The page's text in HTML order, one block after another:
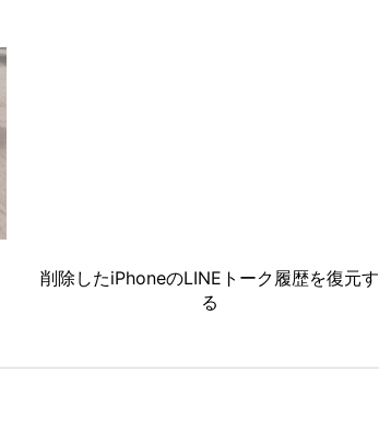
削除したiPhoneのLINEトーク履歴を復元す
る